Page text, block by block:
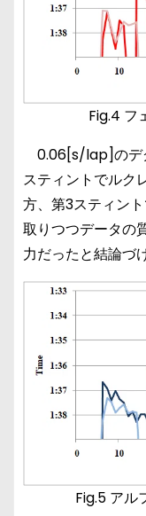
Fig.4 フ
0.06[s/lap]のデ
スティントでルク
方、第3スティン
取りつつデータの
力だったと結論づ
Fig.5 アル